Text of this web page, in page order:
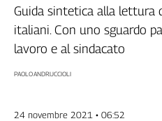
Filctem
Fillea
Filt
Fisac
Flc
Guida sintetica alla lettura
italiani. Con uno sguardo
lavoro e al sindacato
PAOLO ANDRUCCIOLI
24 novembre 2021 • 06:52